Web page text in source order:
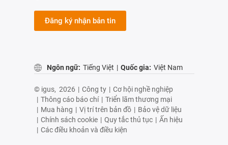
Đăng ký nhận bản tin
Ngôn ngữ: Tiếng Việt | Quốc gia: Việt Nam
© igus, 2026 | Công ty | Cơ hội nghề nghiệp
| Thông cáo báo chí | Triển lãm thương mại
| Mua hàng | Vị trí trên bản đồ | Bảo vệ dữ liệu
| Chính sách cookie | Quy tắc thủ tục | Ấn hiệu
| Các điều khoản và điều kiện